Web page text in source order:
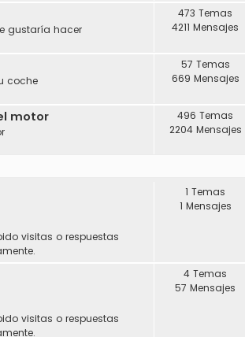
gustaría hacer
473 Temas
4211 Mensajes
coche
57 Temas
669 Mensajes
motor
496 Temas
2204 Mensajes
visitas o respuestas
1 Temas
1 Mensajes
visitas o respuestas
4 Temas
57 Mensajes